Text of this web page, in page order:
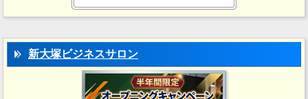
新大塚ビジネスサロン